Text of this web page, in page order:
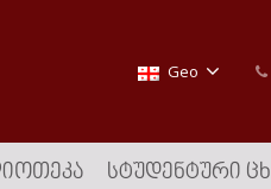
Geo
ᲡᲢᲣᲓᲔᲜᲢᲣᲠᲘ